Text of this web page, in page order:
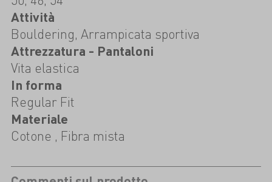
Attività
Bouldering, Arrampicata sportiva
Attrezzatura - Pantaloni
Vita elastica
In forma
Regular Fit
Materiale
Cotone , Fibra mista